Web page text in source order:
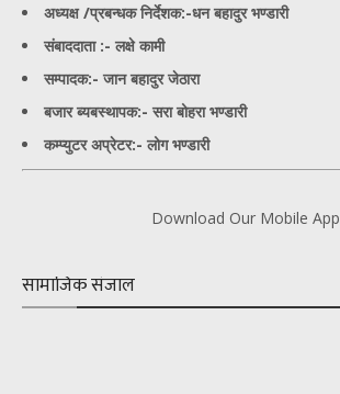
अध्यक्ष /प्रबन्धक निर्देशक:-धन बहादुर भण्डारी
संबाददाता :- लक्षे कामी
सम्पादक:- जान बहादुर जेठारा
बजार ब्यबस्थापक:- सरा बोहरा भण्डारी
कम्प्युटर अप्रेटर:- लोग भण्डारी
Download Our Mobile App
सामाजिक संजाल